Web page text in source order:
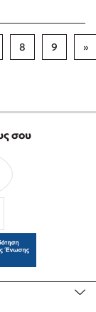
8 9 »
σου